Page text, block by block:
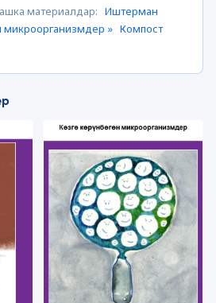
материалдар: Иштерман
микроорганизмдер » Компост